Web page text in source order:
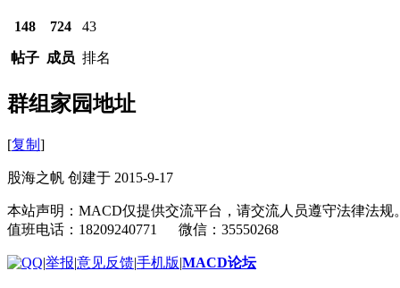
148
帖子
724
成员
43
排名
群组家园地址
[复制 ]
股海之帆 创建于 2015-9-17
本站声明：MACD仅提供交流平台，请交流人员遵守法律法规
值班电话：18209240771 微信：35550268
|举报|意见反馈|手机版|MACD论坛